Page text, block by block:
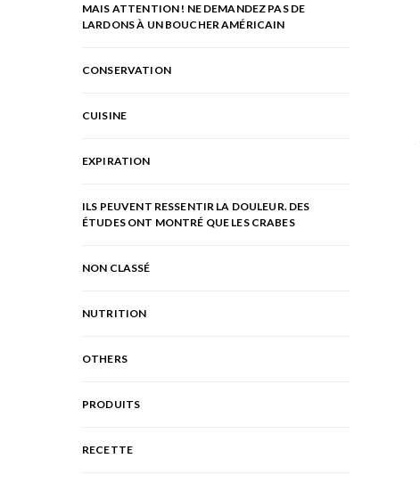
MAIS ATTENTION ! NE DEMANDEZ PAS DE
LARDONS À UN BOUCHER AMÉRICAIN
CONSERVATION
CUISINE
EXPIRATION
ILS PEUVENT RESSENTIR LA DOULEUR. DES
ÉTUDES ONT MONTRÉ QUE LES CRABES
NON CLASSÉ
NUTRITION
OTHERS
PRODUITS
RECETTE